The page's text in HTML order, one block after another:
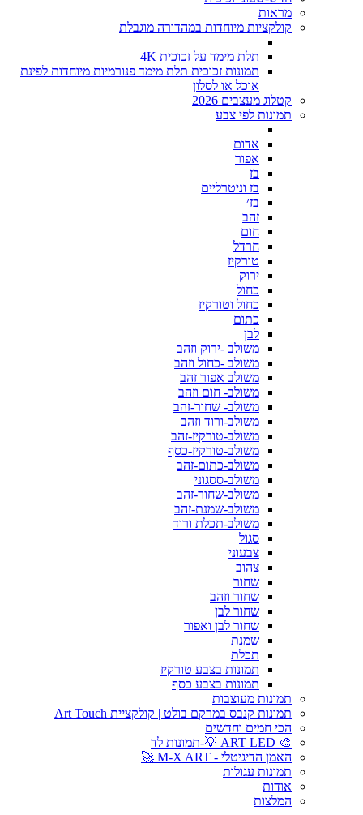
מראות
קולקציות מיוחדות במהדורה מוגבלת
תלת מימד על זכוכית 4K
תמונות זכוכית תלת מימד פנורמיות מיוחדות לפינת
אוכל או לסלון
קטלוג מעצבים 2026
תמונות לפי צבע
אדום
אפור
בז
בז וניטרליים
בז׳
זהב
חום
חרדל
טורקיז
ירוק
כחול
כחול וטורקיז
כתום
לבן
משולב -ירוק וזהב
משולב -כחול וזהב
משולב אפור זהב
משולב- חום וזהב
משולב- שחור-זהב
משולב-ורוד וזהב
משולב-טורקיז-זהב
משולב-טורקיז-כסף
משולב-כתום-זהב
משולב-ססגוני
משולב-שחור-זהב
משולב-שמנת-זהב
משולב-תכלת ורוד
סגול
צבעוני
צהוב
שחור
שחור וזהב
שחור לבן
שחור לבן ואפור
שמנת
תכלת
תמונות בצבע טורקיז
תמונות בצבע כסף
תמונות מעוצבות
תמונות קנבס במרקם בולט | קולקציית Art Touch
הכי חמים וחדשים
🎨 ART LED 💡-תמונות לד
האמן הדיגיטלי - M-X ART 🚀
תמונות עגולות
אודות
המלצות